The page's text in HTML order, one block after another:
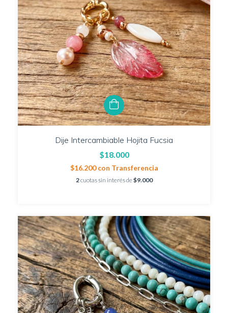
Dije Intercambiable Hojita Fucsia
$18.000
$16.200con Transferencia
2cuotas sin interés de$9.000